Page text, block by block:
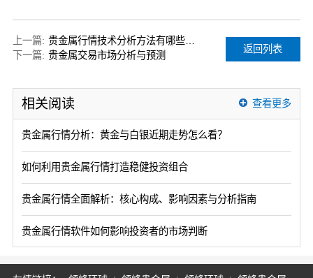
上一篇:
贵金属行情技术分析方法有哪些常见误区？
下一篇: 贵金属交易市场分析与预测
返回列表
相关阅读 查看更多
贵金属行情分析：黄金与白银近期走势怎么看？
如何利用贵金属行情打造稳健投资组合
贵金属行情全面解析：核心构成、影响因素与分析指南
贵金属行情软件如何影响投资者的市场判断